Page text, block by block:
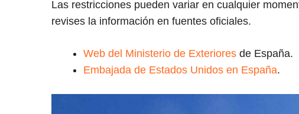
Las restricciones pueden variar en cualquier
revises la información en fuentes oficiales.
Web del Ministerio de Exteriores de España.
Embajada de Estados Unidos en España.